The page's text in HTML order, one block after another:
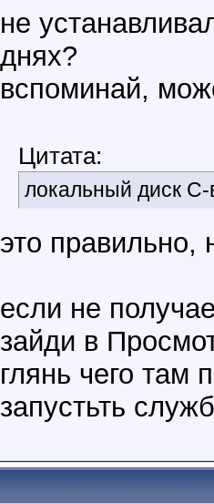
не
днях?
вспоминай,
Цитата:
локальный диск
это правильно,
если не
зайди в
глянь чего там
запустьть